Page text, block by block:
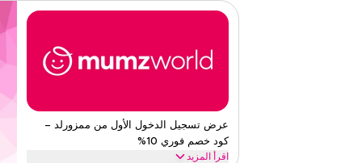
ممز ورلد
ينطبق على
ويب/
على
قيّمنا
عرض تسجيل الدخول الأول من ممزورلد –
كود خصم فوري 10%
اقرأ المزيد